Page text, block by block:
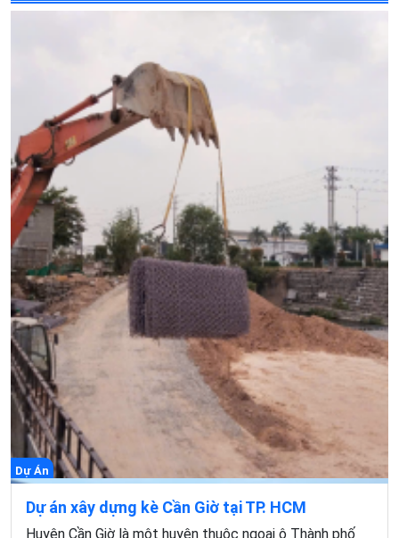
Dự Án
Dự án xây dựng kè Cần Giờ tại TP. HCM
Huyện Cần Giờ là một huyện thuộc ngoại ô Thành phố